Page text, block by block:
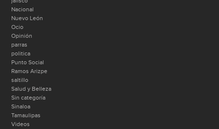
Nacional
Nuevo León
Ocio
Opinión
parras
politica
Punto Social
Ramos Arizpe
saltillo
Salud y Belleza
Sin categoría
Sinaloa
Tamaulipas
Videos